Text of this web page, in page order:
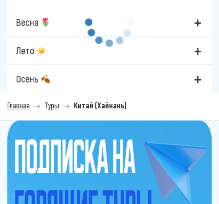
Весна
Лето
Осень
Главная Туры Китай (Хайнань)